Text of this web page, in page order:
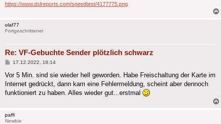
https://www.dslreports.com/speedtest/4177775.png
olaf77
Fortgeschrittener
Re: VF-Gebuchte Sender plötzlich schwarz
Beitrag
17.12.2022, 18:14
Vor 5 Min. sind sie wieder hell geworden. Habe Freischaltung der Karte im
Internet gedrückt, dann kam eine Fehlermeldung, scheint aber dennoch
funktioniert zu haben. Alles wieder gut...erstmal
paffi
Newbie